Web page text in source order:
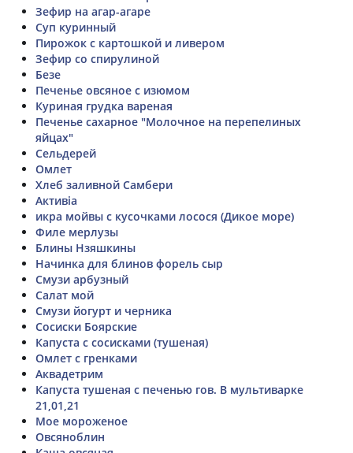
Зефир на агар-агаре
Суп куринный
Пирожок с картошкой и ливером
Зефир со спирулиной
Безе
Печенье овсяное с изюмом
Куриная грудка вареная
Печенье сахарное "Молочное на перепелиных
яйцах"
Сельдерей
Омлет
Хлеб заливной Самбери
Aктивіа
икра мойвы с кусочками лосося (Дикое море)
Филе мерлузы
Блины Нзяшкины
Начинка для блинов форель сыр
Смузи арбузный
Салат мой
Смузи йогурт и черника
Сосиски Боярские
Капуста с сосисками (тушеная)
Омлет с гренками
Аквадетрим
Капуста тушеная с печенью гов. В мультиварке
21,01,21
Мое мороженое
Овсяноблин